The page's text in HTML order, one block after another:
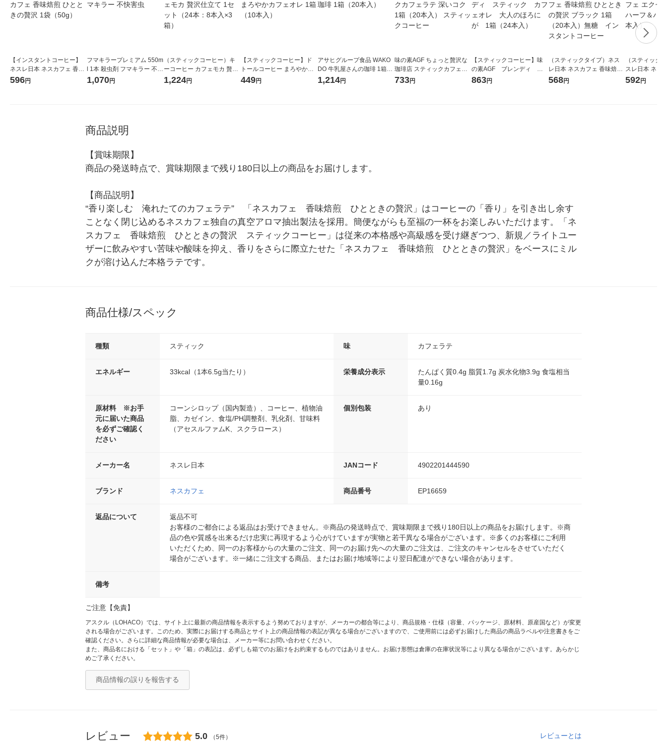
【インスタントコーヒー】
ネスレ日本 ネスカフェ 香味
焙煎 ひとときの贅沢 1袋（5
596円
フマキラープレミアム 550m
l 1本 殺虫剤 フマキラー 不快
害虫
1,070円
（スティックコーヒー）キ
ーコーヒー カフェモカ 贅沢
仕立て 1セット（24本：8本
1,224円
【スティックコーヒー】ド
トールコーヒー まろやかカ
フェオレ 1箱（10本入）
449円
アサヒグループ食品 WAKO
DO 牛乳屋さんの珈琲 1箱
（20本入）
1,214円
味の素AGF ちょっと贅沢な
珈琲店 スティックカフェラ
テ 深いコク 1箱（20本入）
733円
【スティックコーヒー】味
の素AGF ブレンディ ス
ティック カフェオレ 大
863円
（スティックタイプ）ネス
レ日本 ネスカフェ 香味焙煎
ひとときの贅沢 ブラック 1
568円
（スティック
スレ日本 ネス
ラ ふわラテ ハ
592円
商品説明
【賞味期限】
商品の発送時点で、賞味期限まで残り180日以上の商品をお届けします。
【商品説明】
“香り楽しむ　淹れたてのカフェラテ”　「ネスカフェ　香味焙煎　ひとときの贅沢」はコーヒーの「香り」を引き出し余す
ことなく閉じ込めるネスカフェ独自の真空アロマ抽出製法を採用。簡便ながらも至福の一杯をお楽しみいただけます。「ネ
スカフェ　香味焙煎　ひとときの贅沢　スティックコーヒー」は従来の本格感や高級感を受け継ぎつつ、新規／ライトユー
ザーに飲みやすい苦味や酸味を抑え、香りをさらに際立たせた「ネスカフェ　香味焙煎　ひとときの贅沢」をベースにミル
クが溶け込んだ本格ラテです。
商品仕様/スペック
種類 スティック 味 カフェラテ
エネルギー 33kcal（1本6.5g当たり） 栄養成分表示
たんぱく質0.4g 脂質1.7g 炭水化物3.9g 食塩相当
量0.16g
原材料 ※お手
元に届いた商品
を必ずご確認く
ださい
コーンシロップ（国内製造）、コーヒー、植物油
脂、カゼイン、食塩/PH調整剤、乳化剤、甘味料
（アセスルファムK、スクラロース）
個別包装 あり
メーカー名 ネスレ日本 JANコード 4902201444590
ブランド ネスカフェ 商品番号 EP16659
返品について
返品不可
お客様のご都合による返品はお受けできません。※商品の発送時点で、賞味期限まで残り180日以上の商品をお届けします。※商
品の色や質感を出来るだけ忠実に再現するよう心がけていますが実物と若干異なる場合がございます。※多くのお客様にご利用
いただくため、同一のお客様からの大量のご注文、同一のお届け先への大量のご注文は、ご注文のキャンセルをさせていただく
場合がございます。※一緒にご注文する商品、またはお届け地域等により翌日配達ができない場合があります。
備考
ご注意【免責】
アスクル（LOHACO）では、サイト上に最新の商品情報を表示するよう努めておりますが、メーカーの都合等により、商品規格・仕様（容量、パッケージ、原材料、原産国など）が変更
される場合がございます。このため、実際にお届けする商品とサイト上の商品情報の表記が異なる場合がございますので、ご使用前には必ずお届けした商品の商品ラベルや注意書きをご
確認ください。さらに詳細な商品情報が必要な場合は、メーカー等にお問い合わせください。
また、商品名における「セット」や「箱」の表記は、必ずしも箱でのお届けをお約束するものではありません。お届け形態は倉庫の在庫状況等により異なる場合がございます。あらかじ
めご了承ください。
商品情報の誤りを報告する
レビュー 5.0 （5件） レビューとは